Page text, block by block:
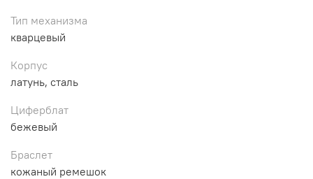
Тип механизма
кварцевый
Корпус
латунь, сталь
Циферблат
бежевый
Браслет
кожаный ремешок